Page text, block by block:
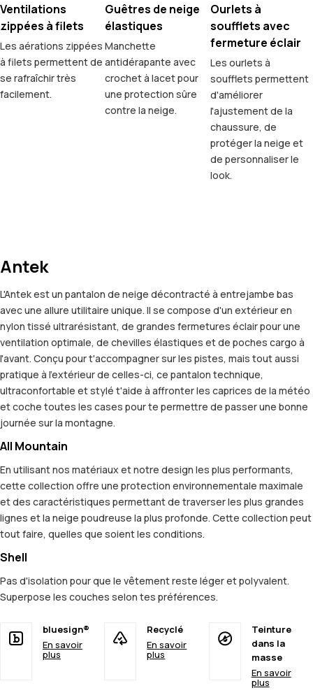
Ventilations
zippées à filets
Les aérations zippées
à filets permettent de
se rafraîchir très
facilement.
Guêtres de neige
élastiques
Manchette
antidérapante avec
crochet à lacet pour
une protection sûre
contre la neige.
Ourlets à
soufflets avec
fermeture éclair
Les ourlets à
soufflets permettent
d'améliorer
l'ajustement de la
chaussure, de
protéger la neige et
de personnaliser le
look.
Antek
L'Antek est un pantalon de neige décontracté à entrejambe bas
avec une allure utilitaire unique. Il se compose d'un extérieur en
nylon tissé ultrarésistant, de grandes fermetures éclair pour une
ventilation optimale, de chevilles élastiques et de poches cargo à
l'avant. Conçu pour t'accompagner sur les pistes, mais tout aussi
pratique à l'extérieur de celles-ci, ce pantalon technique,
ultraconfortable et stylé t'aide à affronter les caprices de la météo
et coche toutes les cases pour te permettre de passer une bonne
journée sur la montagne.
All Mountain
En utilisant nos matériaux et notre design les plus performants,
cette collection offre une protection environnementale maximale
et des caractéristiques permettant de traverser les plus grandes
lignes et la neige poudreuse la plus profonde. Cette collection peut
tout faire, quelles que soient les conditions.
Shell
Pas d'isolation pour que le vêtement reste léger et polyvalent.
Superpose les couches selon tes préférences.
bluesign®
En savoir
plus
Recyclé
En savoir
plus
Teinture
dans la
masse
En savoir
plus